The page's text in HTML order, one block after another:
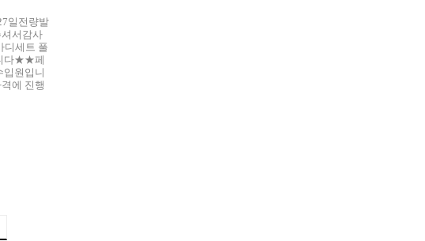
일전량발
서감사
세트 풀
다★★페
입원입니
에 진행